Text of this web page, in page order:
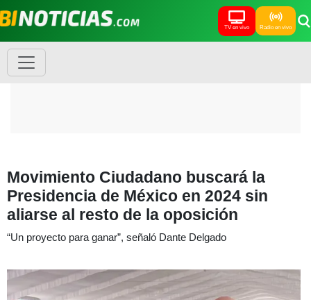
TV en vivo Radio en vivo
Movimiento Ciudadano buscará la
Presidencia de México en 2024 sin
aliarse al resto de la oposición
“Un proyecto para ganar”, señaló Dante Delgado